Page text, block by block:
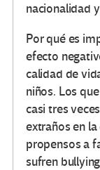
nacionalidad
Por qué es
efecto
calidad de
niños. Los
casi tres
extraños en
propensos a
sufren